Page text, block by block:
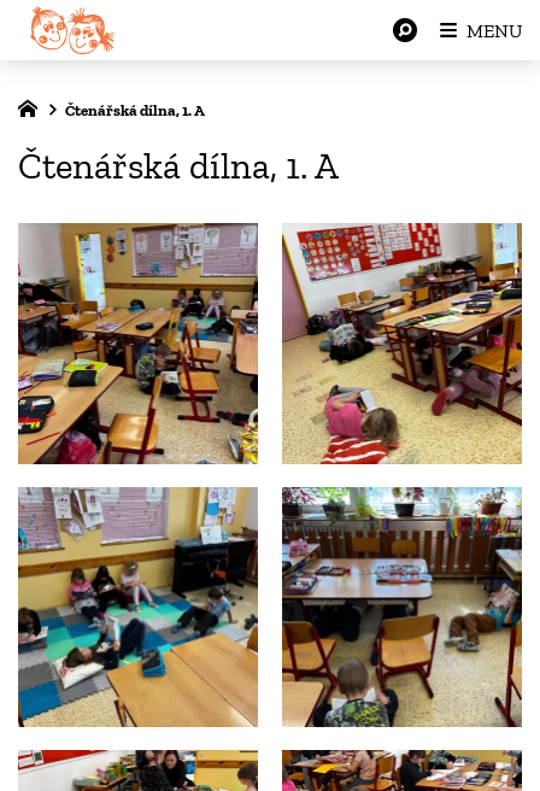
Čtenářská dílna, 1. A
Čtenářská dílna, 1. A
MENU